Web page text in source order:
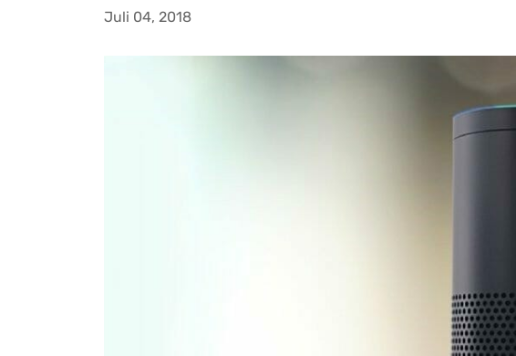
Juli 04, 2018